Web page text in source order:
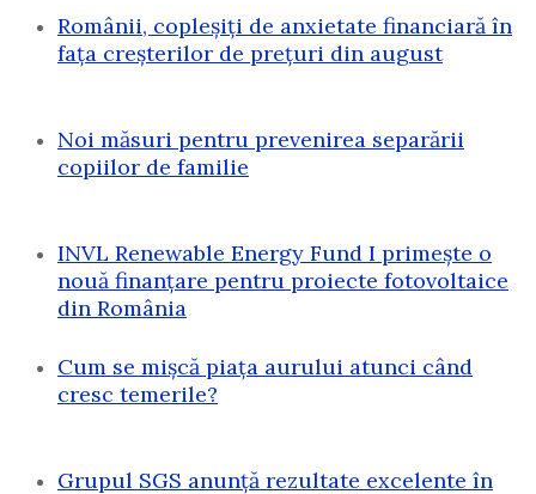
Românii, copleșiți de anxietate financiară în
fața creșterilor de prețuri din august
Noi măsuri pentru prevenirea separării
copiilor de familie
INVL Renewable Energy Fund I primește o
nouă finanțare pentru proiecte fotovoltaice
din România
Cum se mișcă piața aurului atunci când
cresc temerile?
Grupul SGS anunță rezultate excelente în